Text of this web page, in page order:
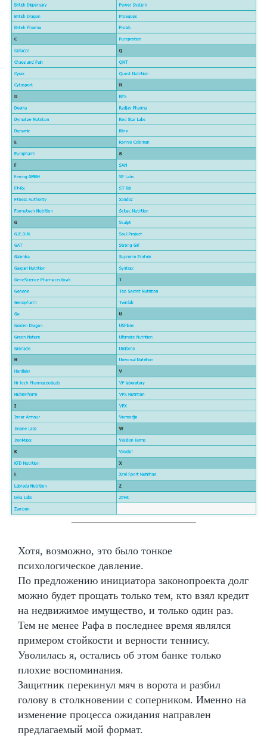
Хотя, возможно, это было тонкое
психологическое давление.
По предложению инициатора законопроекта долг
можно будет прощать только тем, кто взял кредит
на недвижимое имущество, и только один раз.
Тем не менее Рафа в последнее время являлся
примером стойкости и верности теннису.
Уволилась я, остались об этом банке только
плохие воспоминания.
Защитник перекинул мяч в ворота и разбил
голову в столкновении с соперником. Именно на
изменение процесса ожидания направлен
предлагаемый мой формат.